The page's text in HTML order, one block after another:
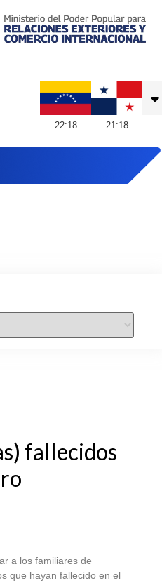
22:18 21 :18
fallecidos
a los familiares de
que hayan fallecido en el